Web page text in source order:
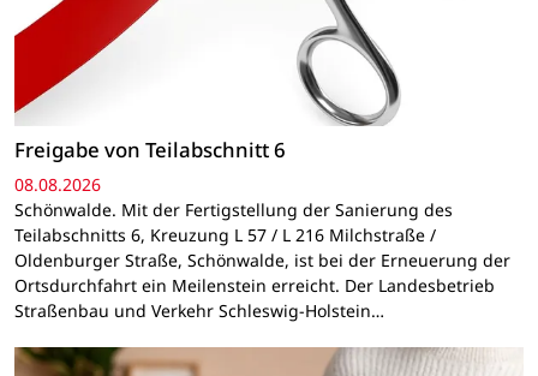
Freigabe von Teilabschnitt 6
08.08.2026
Schönwalde. Mit der Fertigstellung der Sanierung des
Teilabschnitts 6, Kreuzung L 57 / L 216 Milchstraße /
Oldenburger Straße, Schönwalde, ist bei der Erneuerung der
Ortsdurchfahrt ein Meilenstein erreicht. Der Landesbetrieb
Straßenbau und Verkehr Schleswig-Holstein…